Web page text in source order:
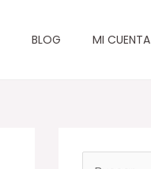
BLOG MI CUENTA